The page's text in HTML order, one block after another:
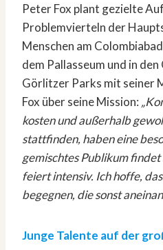
Peter Fox plant gezielte
Problemvierteln der
Menschen am
dem Pallasseum und in
Görlitzer Parks mit seiner
Fox über seine Mission:
kosten und außerhalb
stattfinden, haben eine
gemischtes Publikum findet
feiert intensiv. Ich hoffe,
begegnen, die sonst
Junge Talente auf der